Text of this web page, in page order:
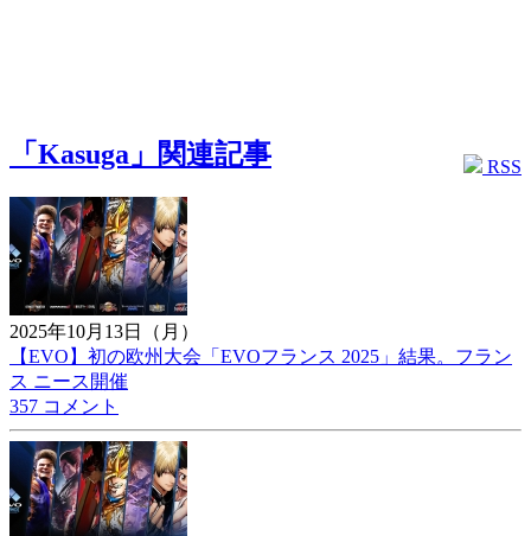
RSS
「Kasuga」関連記事
2025年10月13日（月）
【EVO】初の欧州大会「EVOフランス 2025」結果。フラン
ス ニース開催
357 コメント